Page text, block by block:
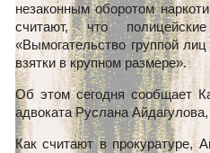
незаконным оборотом
считают, что
«Вымогательство группой
взятки в крупном размере».
Об этом сегодня сообщает
адвоката Руслана
Как считают в прокуратуре,